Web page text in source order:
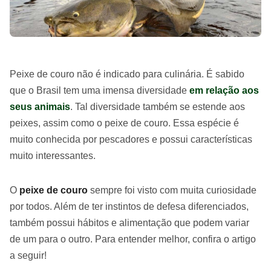
Peixe de couro não é indicado para culinária. É sabido
que o Brasil tem uma imensa diversidade em relação aos
seus animais. Tal diversidade também se estende aos
peixes, assim como o peixe de couro. Essa espécie é
muito conhecida por pescadores e possui características
muito interessantes.
O peixe de couro sempre foi visto com muita curiosidade
por todos. Além de ter instintos de defesa diferenciados,
também possui hábitos e alimentação que podem variar
de um para o outro. Para entender melhor, confira o artigo
a seguir!